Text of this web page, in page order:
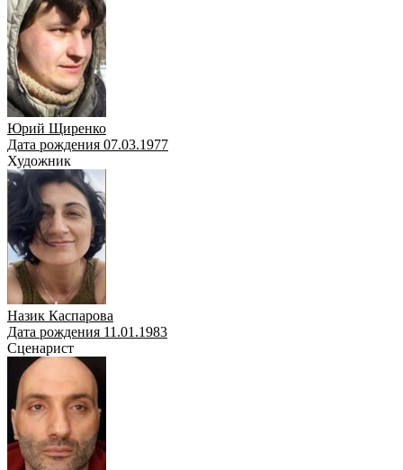
Юрий Щиренко
Дата рождения 07.03.1977
Художник
Назик Каспарова
Дата рождения 11.01.1983
Сценарист